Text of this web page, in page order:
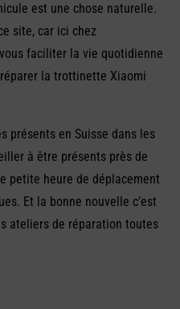
est une chose naturelle.
site, car ici chez
faciliter la vie quotidienne
la trottinette Xiaomi
présents en Suisse dans les
à être présents près de
petite heure de déplacement
Et la bonne nouvelle c’est
ateliers de réparation toutes